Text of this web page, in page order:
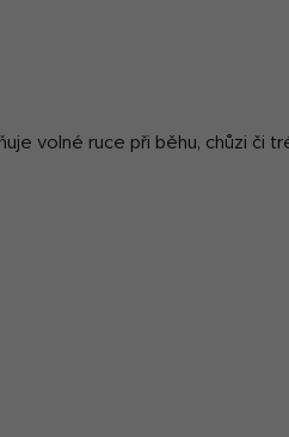
volné ruce při běhu, chůzi či